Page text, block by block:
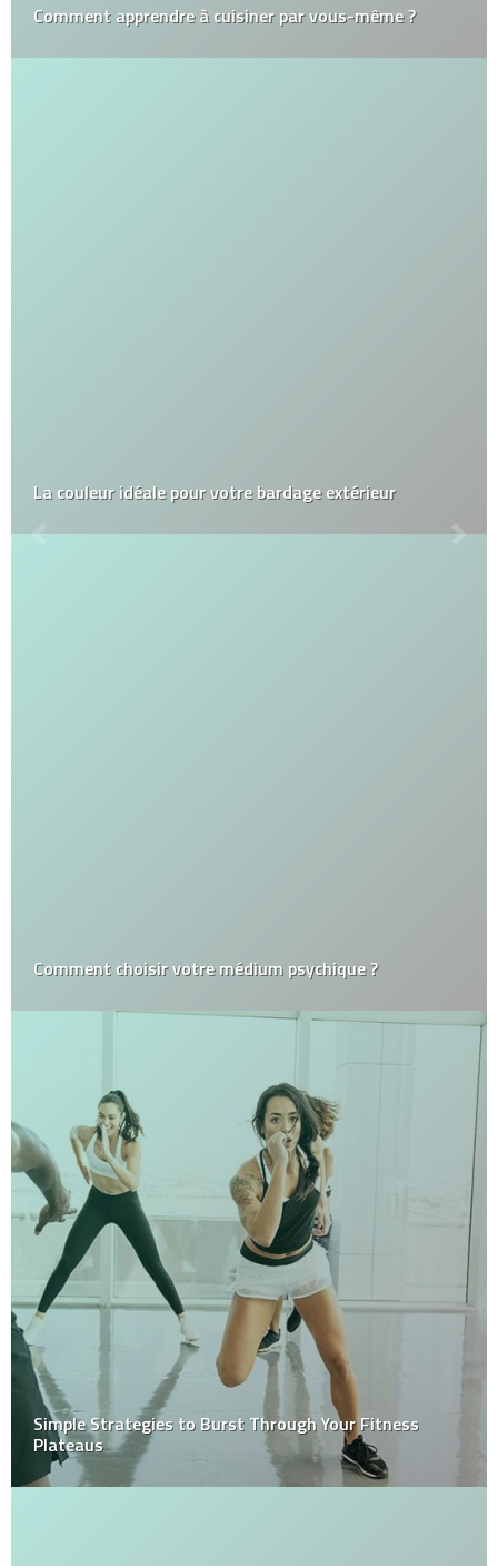
Comment apprendre à cuisiner par vous-même ?
La couleur idéale pour votre bardage extérieur
Comment choisir votre médium psychique ?
Simple Strategies to Burst Through Your Fitness
Plateaus